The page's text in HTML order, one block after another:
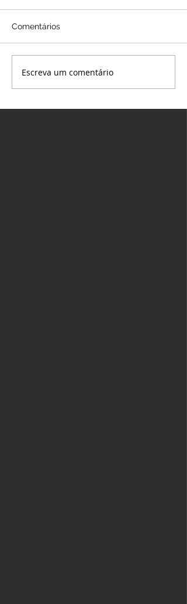
Boletim Semanal [27/07]
Comentários
Escreva um comentário